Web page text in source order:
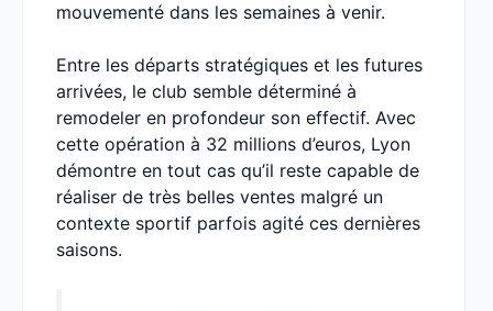
mouvementé dans les semaines à venir.
Entre les départs stratégiques et les futures
arrivées, le club semble déterminé à
remodeler en profondeur son effectif. Avec
cette opération à 32 millions d’euros, Lyon
démontre en tout cas qu’il reste capable de
réaliser de très belles ventes malgré un
contexte sportif parfois agité ces dernières
saisons.